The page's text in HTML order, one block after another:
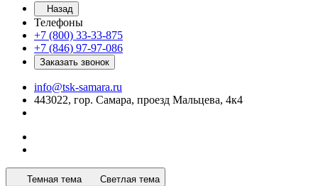
Назад
Телефоны
+7 (800) 33-33-875
+7 (846) 97-97-086
Заказать звонок
info@tsk-samara.ru
443022, гор. Самара, проезд Мальцева, 4к4
Темная тема Светлая тема